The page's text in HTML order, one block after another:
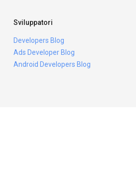
Sviluppatori
Developers Blog
Ads Developer Blog
Android Developers Blog